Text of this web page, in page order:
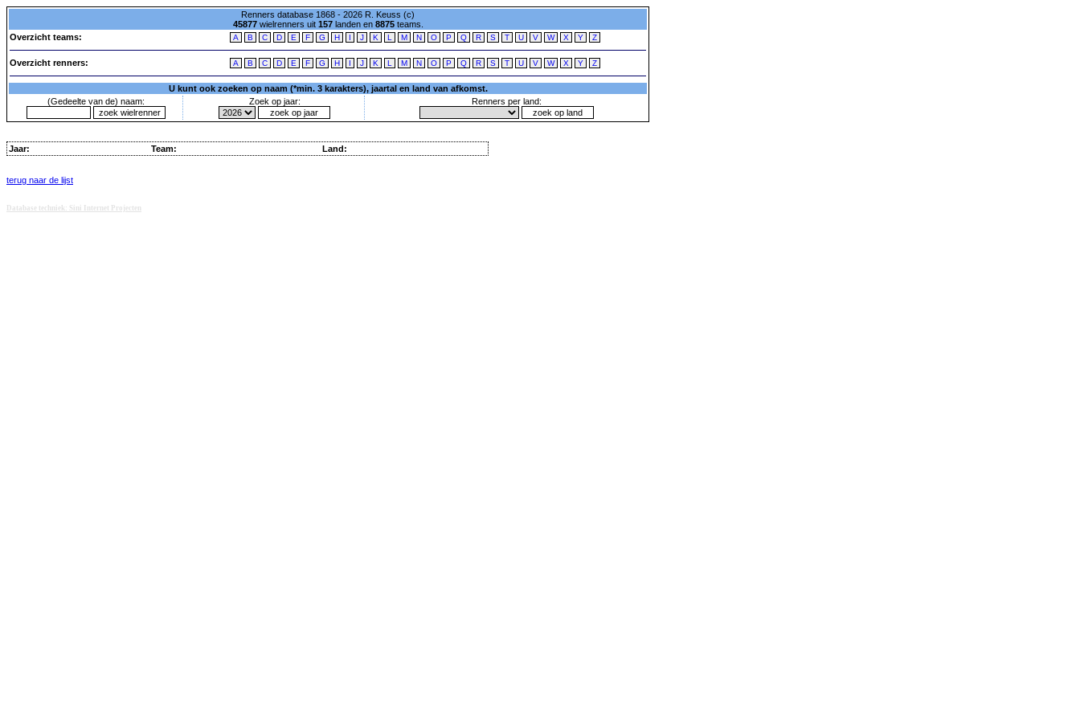
Renners database 1868 - 2026 R. Keuss (c)
45877wielrenners uit 157landen en 8875teams.
Overzicht teams:
A B C D E F G H I J K L M N O P Q R S T U V W X Y Z
Overzicht renners: A B C D E F G H I J K L M N O P Q R S T U V W X Y Z
U kunt ook zoeken op naam (*min. 3 karakters), jaartal en land van afkomst.
(Gedeelte van de) naam:
Zoek op jaar: Renners per land:
Jaar: Team: Land:
terug naar de lijst
Database techniek: Sini Internet Projecten